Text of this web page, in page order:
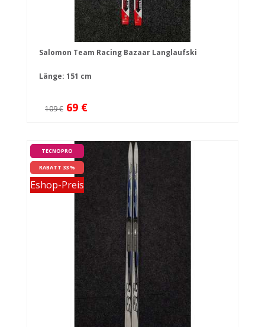
Salomon Team Racing Bazaar Langlaufski
Länge: 151 cm
109 € 69 €
TECNOPRO
RABATT 33 %
Eshop-Preis